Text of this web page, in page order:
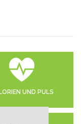
UND PULS